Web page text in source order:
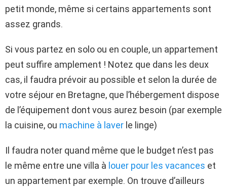
petit monde, même si certains appartements sont
assez grands.
Si vous partez en solo ou en couple, un appartement
peut suffire amplement ! Notez que dans les deux
cas, il faudra prévoir au possible et selon la durée de
votre séjour en Bretagne, que l’hébergement dispose
de l’équipement dont vous aurez besoin (par exemple
la cuisine, ou machine à laver le linge)
Il faudra noter quand même que le budget n’est pas
le même entre une villa à louer pour les vacances et
un appartement par exemple. On trouve d’ailleurs